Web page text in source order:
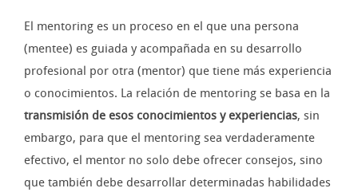
El mentoring es un proceso en el que una persona
(mentee) es guiada y acompañada en su desarrollo
profesional por otra (mentor) que tiene más experiencia
o conocimientos. La relación de mentoring se basa en la
transmisión de esos conocimientos y experiencias, sin
embargo, para que el mentoring sea verdaderamente
efectivo, el mentor no solo debe ofrecer consejos, sino
que también debe desarrollar determinadas habilidades